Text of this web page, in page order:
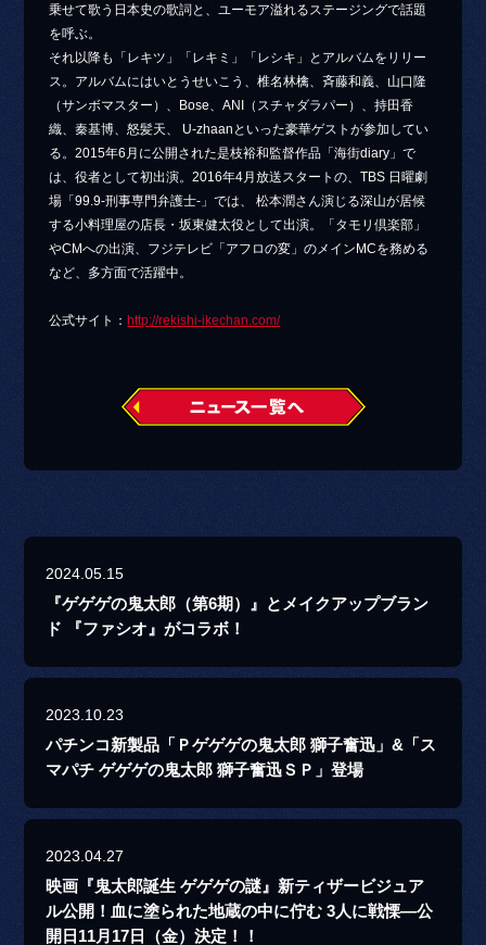
乗せて歌う日本史の歌詞と、ユーモア溢れるステージングで話題
を呼ぶ。
それ以降も「レキツ」「レキミ」「レシキ」とアルバムをリリー
ス。アルバムにはいとうせいこう、椎名林檎、斉藤和義、山口隆
（サンボマスター）、Bose、ANI（スチャダラパー）、持田香
織、秦基博、怒髪天、 U-zhaanといった豪華ゲストが参加してい
る。2015年6月に公開された是枝裕和監督作品「海街diary」で
は、役者として初出演。2016年4月放送スタートの、TBS 日曜劇
場「99.9-刑事専門弁護士-」では、 松本潤さん演じる深山が居候
する小料理屋の店長・坂東健太役として出演。「タモリ倶楽部」
やCMへの出演、フジテレビ「アフロの変」のメインMCを務める
など、多方面で活躍中。
公式サイト：http://rekishi-ikechan.com/
2024.05.15
『ゲゲゲの鬼太郎（第6期）』とメイクアップブラン
ド 『ファシオ』がコラボ！
2023.10.23
パチンコ新製品「Ｐゲゲゲの鬼太郎 獅子奮迅」&「ス
マパチ ゲゲゲの鬼太郎 獅子奮迅ＳＰ」登場
2023.04.27
映画『鬼太郎誕生 ゲゲゲの謎』新ティザービジュア
ル公開！血に塗られた地蔵の中に佇む 3人に戦慄―公
開日11月17日（金）決定！！